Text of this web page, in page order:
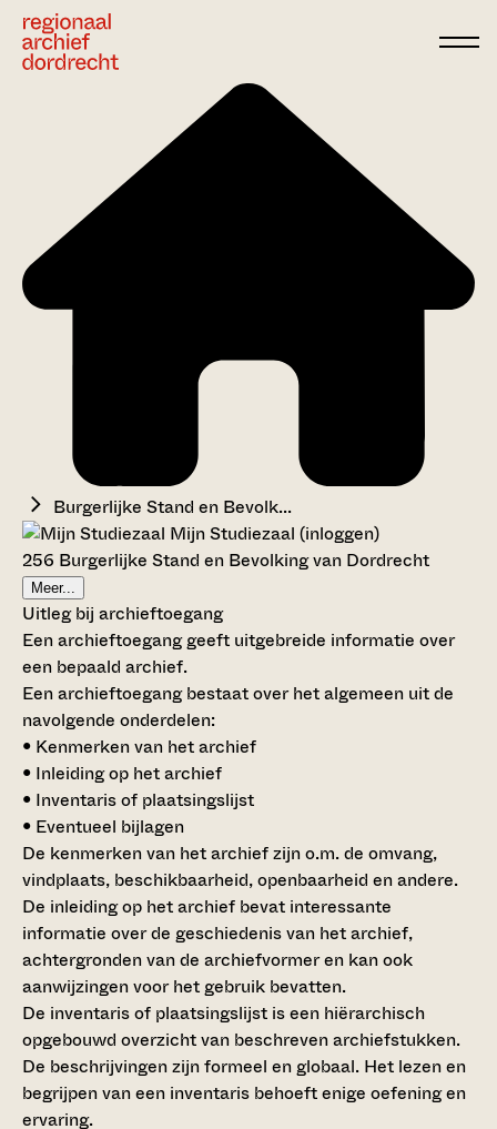
Burgerlijke Stand en Bevolk...
Mijn Studiezaal (inloggen)
256 Burgerlijke Stand en Bevolking van Dordrecht
Meer...
Uitleg bij archieftoegang
Een archieftoegang geeft uitgebreide informatie over
een bepaald archief.
Een archieftoegang bestaat over het algemeen uit de
navolgende onderdelen:
• Kenmerken van het archief
• Inleiding op het archief
• Inventaris of plaatsingslijst
• Eventueel bijlagen
De kenmerken van het archief zijn o.m. de omvang,
vindplaats, beschikbaarheid, openbaarheid en andere.
De inleiding op het archief bevat interessante
informatie over de geschiedenis van het archief,
achtergronden van de archiefvormer en kan ook
aanwijzingen voor het gebruik bevatten.
De inventaris of plaatsingslijst is een hiërarchisch
opgebouwd overzicht van beschreven archiefstukken.
De beschrijvingen zijn formeel en globaal. Het lezen en
begrijpen van een inventaris behoeft enige oefening en
ervaring.